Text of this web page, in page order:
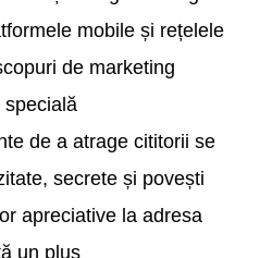
mobile și rețelele
de marketing
specială
de a atrage cititorii se
secrete și povești
apreciative la adresa
un plus